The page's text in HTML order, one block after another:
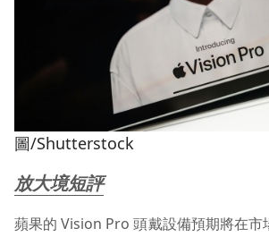
圖/Shutterstock
放大境短評
蘋果的 Vision Pro 頭戴設備預期將在市